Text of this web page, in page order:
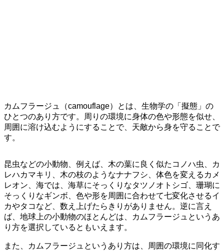
カムフラージュ（camouflage）とは、生物学の「擬態」の
ひとつのあり方です。周りの環境に身体の色や形態を似せ、
周囲に溶け込むようにすることで、天敵から身を守ることで
す。
昆虫などの小動物、例えば、木の葉に良く似たコノハ虫、カ
レハカマキリ、木の枝のようなナナフシ、体色を変えるカメ
レオン、海では、海草にそっくりなタツノオトシゴ、珊瑚に
そっくりなギンボ、色や形を周囲に合わせて七変化させるイ
カやタコなど、数え上げたらきりがありません。逆に言え
ば、地球上の小動物のほとんどは、カムフラージュというあ
り方を選択しているともいえます。
また、カムフラージュというあり方は、周囲の環境に同化す